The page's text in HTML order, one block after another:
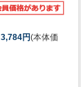
3,784円(本体価